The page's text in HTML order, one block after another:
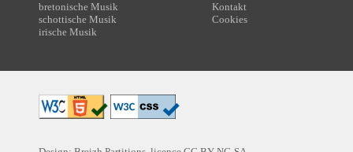
bretonische Musik
schottische Musik
irische Musik
Kontakt
Cookies